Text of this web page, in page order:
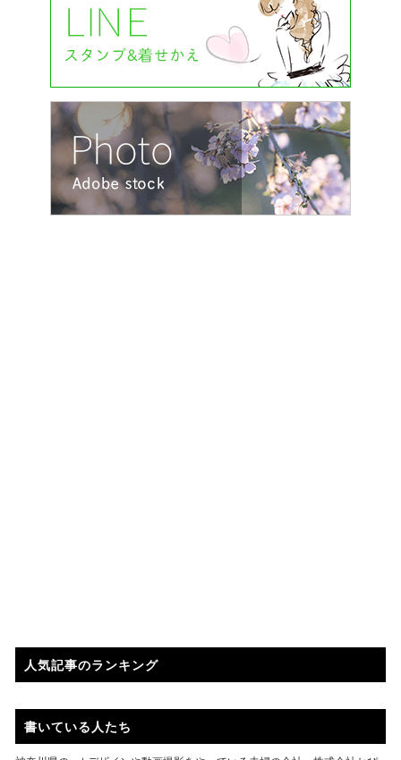
人気記事のランキング
書いている人たち